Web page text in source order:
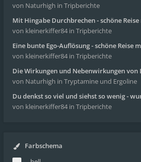
von Naturhigh in Tripberichte
Mit Hingabe Durchbrechen - schöne
von kleinerkiffer84 in Tripberichte
Eine bunte Ego-Auflösung - schöne Reise
von kleinerkiffer84 in Tripberichte
Die Wirkungen und Nebenwirkungen von
von Naturhigh in Tryptamine und Ergoline
Du denkst so viel und siehst so wenig -
von kleinerkiffer84 in Tripberichte
Farbschema